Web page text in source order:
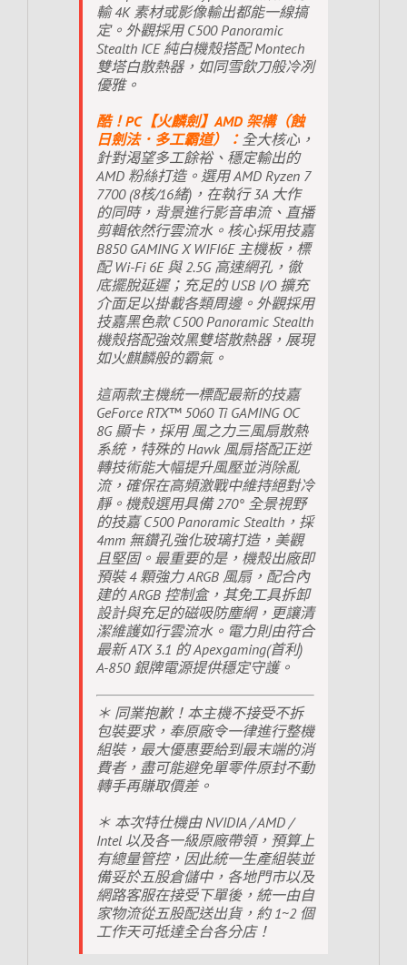
輸 4K 素材或影像輸出都能一線搞
定。外觀採用 C500 Panoramic
Stealth ICE 純白機殼搭配 Montech
雙塔白散熱器，如同雪飲刀般冷冽
優雅。
酷！PC【火麟劍】AMD 架構（蝕
日劍法．多工霸道）： 全大核心，
針對渴望多工餘裕、穩定輸出的
AMD 粉絲打造。選用 AMD Ryzen 7
7700 (8核/16緒)，在執行 3A 大作
的同時，背景進行影音串流、直播
剪輯依然行雲流水。核心採用技嘉
B850 GAMING X WIFI6E 主機板，標
配 Wi-Fi 6E 與 2.5G 高速網孔，徹
底擺脫延遲；充足的 USB I/O 擴充
介面足以掛載各類周邊。外觀採用
技嘉黑色款 C500 Panoramic Stealth
機殼搭配強效黑雙塔散熱器，展現
如火麒麟般的霸氣。
這兩款主機統一標配最新的技嘉
GeForce RTX™ 5060 Ti GAMING OC
8G 顯卡，採用 風之力三風扇散熱
系統，特殊的 Hawk 風扇搭配正逆
轉技術能大幅提升風壓並消除亂
流，確保在高頻激戰中維持絕對冷
靜。機殼選用具備 270° 全景視野
的技嘉 C500 Panoramic Stealth，採
4mm 無鑽孔強化玻璃打造，美觀
且堅固。最重要的是，機殼出廠即
預裝 4 顆強力 ARGB 風扇，配合內
建的 ARGB 控制盒，其免工具拆卸
設計與充足的磁吸防塵網，更讓清
潔維護如行雲流水。電力則由符合
最新 ATX 3.1 的 Apexgaming(首利)
A-850 銀牌電源提供穩定守護。
＊ 同業抱歉！本主機不接受不拆
包裝要求，奉原廠令一律進行整機
組裝，最大優惠要給到最末端的消
費者，盡可能避免單零件原封不動
轉手再賺取價差。
＊ 本次特仕機由 NVIDIA / AMD /
Intel 以及各一級原廠帶領，預算上
有總量管控，因此統一生產組裝並
備妥於五股倉儲中，各地門市以及
網路客服在接受下單後，統一由自
家物流從五股配送出貨，約 1~2 個
工作天可抵達全台各分店！